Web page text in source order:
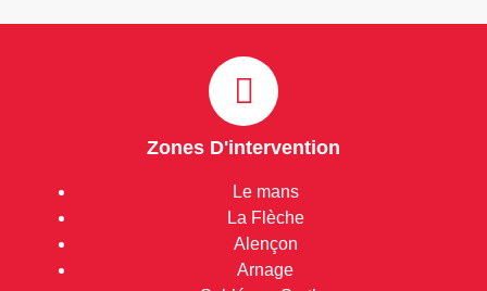
Zones D'intervention
Le mans
La Flèche
Alençon
Arnage